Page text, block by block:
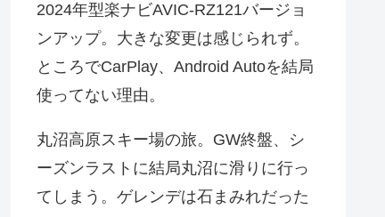
2024年型楽ナビAVIC-RZ121バージョ
ンアップ。大きな変更は感じられず。
ところでCarPlay、Android Autoを結局
使ってない理由。
丸沼高原スキー場の旅。GW終盤、シ
ーズンラストに結局丸沼に滑りに行っ
てしまう。ゲレンデは石まみれだった